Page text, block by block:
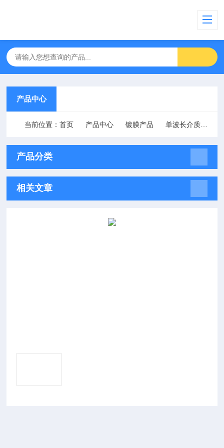
产品中心
当前位置：首页 产品中心 镀膜产品 单波长介质膜高反射镜
产品分类
相关文章